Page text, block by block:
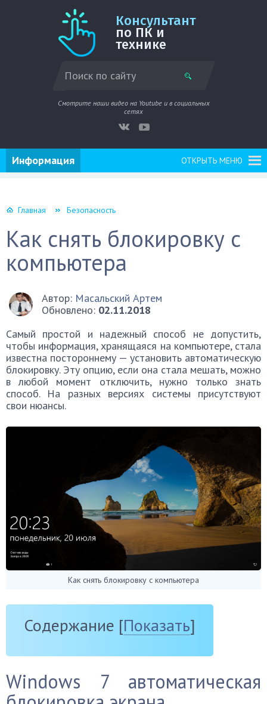
Консультант
по ПК и
технике
Смотрите наши видео на Youtube и в социальных
сетях
ОТКРЫТЬ МЕНЮ
Информация
Главная Безопасность
Как снять блокировку с
компьютера
Автор: Масальский Артем
Обновлено: 02.11.2018
Самый простой и надежный способ не допустить,
чтобы информация, хранящаяся на компьютере, стала
известна постороннему — установить автоматическую
блокировку. Эту опцию, если она стала мешать, можно
в любой момент отключить, нужно только знать
способ. На разных версиях системы присутствуют
свои нюансы.
Как снять блокировку с компьютера
Содержание [Показать]
Windows 7 автоматическая